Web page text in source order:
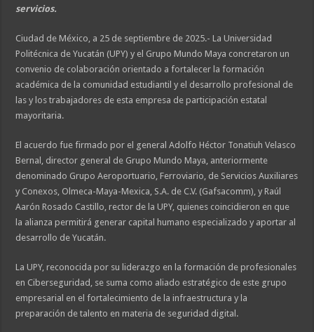
servicios.
Ciudad de México, a 25 de septiembre de 2025.- La Universidad
Politécnica de Yucatán (UPY) y el Grupo Mundo Maya concretaron un
convenio de colaboración orientado a fortalecer la formación
académica de la comunidad estudiantil y el desarrollo profesional de
las y los trabajadores de esta empresa de participación estatal
mayoritaria.
El acuerdo fue firmado por el general Adolfo Héctor Tonatiuh Velasco
Bernal, director general de Grupo Mundo Maya, anteriormente
denominado Grupo Aeroportuario, Ferroviario, de Servicios Auxiliares
y Conexos, Olmeca-Maya-Mexica, S.A. de C.V. (Gafsacomm), y Raúl
Aarón Rosado Castillo, rector de la UPY, quienes coincidieron en que
la alianza permitirá generar capital humano especializado y aportar al
desarrollo de Yucatán.
La UPY, reconocida por su liderazgo en la formación de profesionales
en Ciberseguridad, se suma como aliado estratégico de este grupo
empresarial en el fortalecimiento de la infraestructura y la
preparación de talento en materia de seguridad digital.